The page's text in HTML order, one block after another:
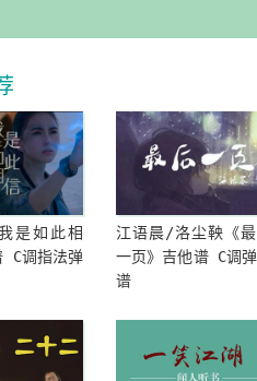
是如此相
C调指法弹
江语晨/洛尘鞅《
一页》吉他谱 C调
谱